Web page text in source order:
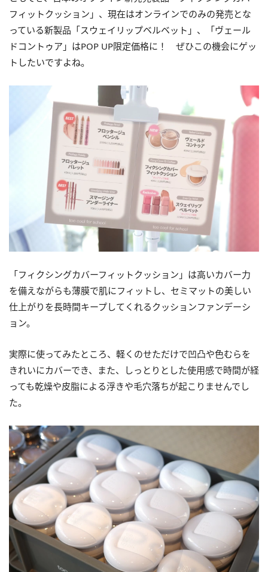
フィットクッション」、現在はオンラインでのみの発売とな
っている新製品「スウェイリップベルベット」、「ヴェール
ドコントゥア」はPOP UP限定価格に！ ぜひこの機会にゲッ
トしたいですよね。
「フィクシングカバーフィットクッション」は高いカバー力
を備えながらも薄膜で肌にフィットし、セミマットの美しい
仕上がりを長時間キープしてくれるクッションファンデーシ
ョン。
実際に使ってみたところ、軽くのせただけで凹凸や色むらを
きれいにカバーでき、また、しっとりとした使用感で時間が経
っても乾燥や皮脂による浮きや毛穴落ちが起こりませんでし
た。